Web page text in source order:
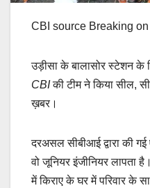
CBI source Breaking
उड़ीसा के बालासोर स्टेशन के
CBIकी टीम ने किया सील,
ख़बर।
दरअसल सीबीआई द्वारा की
वो जूनियर इंजीनियर लापता
में किराए के घर में परिवार के